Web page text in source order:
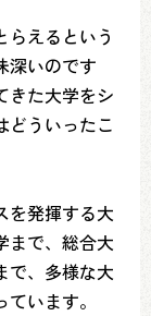
らえるという
深いのです
きた大学をシ
どういったこ
を発揮する大
まで、総合大
で、多様な大
います。